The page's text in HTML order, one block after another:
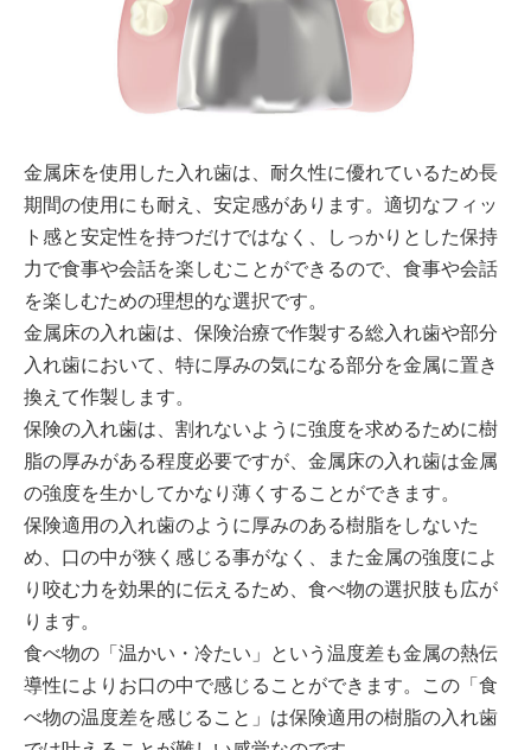
金属床を使用した入れ歯は、耐久性に優れているため長
期間の使用にも耐え、安定感があります。適切なフィッ
ト感と安定性を持つだけではなく、しっかりとした保持
力で食事や会話を楽しむことができるので、食事や会話
を楽しむための理想的な選択です。
金属床の入れ歯は、保険治療で作製する総入れ歯や部分
入れ歯において、特に厚みの気になる部分を金属に置き
換えて作製します。
保険の入れ歯は、割れないように強度を求めるために樹
脂の厚みがある程度必要ですが、金属床の入れ歯は金属
の強度を生かしてかなり薄くすることができます。
保険適用の入れ歯のように厚みのある樹脂をしないた
め、口の中が狭く感じる事がなく、また金属の強度によ
り咬む力を効果的に伝えるため、食べ物の選択肢も広が
ります。
食べ物の「温かい・冷たい」という温度差も金属の熱伝
導性によりお口の中で感じることができます。この「食
べ物の温度差を感じること」は保険適用の樹脂の入れ歯